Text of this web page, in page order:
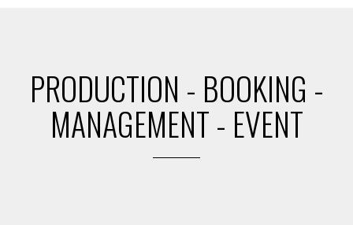
PRODUCTION - BOOKING -
MANAGEMENT - EVENT